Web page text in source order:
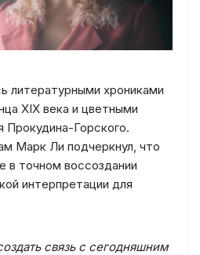
литературными хрониками
XIX века и цветными
Прокудина-Горского.
Марк Ли подчеркнул, что
в точном воссоздании
интерпретации для
связь с сегодняшним